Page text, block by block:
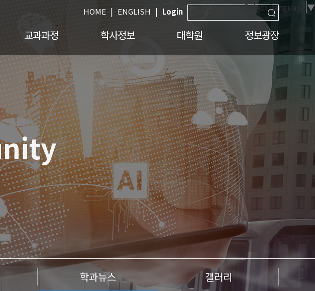
Select Language ▼
HOME | ENGLISH | Login
교과과정 학사정보 대학원 정보광장
학과뉴스 갤러리